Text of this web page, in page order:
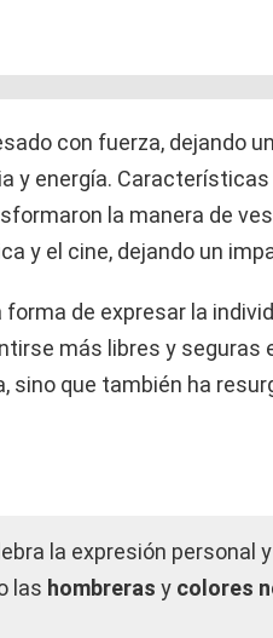
con fuerza, dejando
y energía.
la manera de
y el cine, dejando un
de expresar la
más libres y seguras
sino que también ha
la expresión personal
las hombreras y colores